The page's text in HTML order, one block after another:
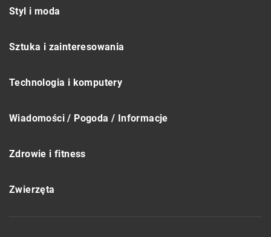
Styl i moda
Sztuka i zainteresowania
Technologia i komputery
Wiadomości / Pogoda / Informacje
Zdrowie i fitness
Zwierzęta